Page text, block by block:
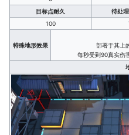
目标点耐久
待处
100
特殊地形效果
部署于其上
每秒受到90真实伤